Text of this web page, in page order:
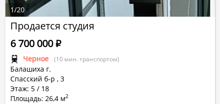
Продается студия
Черное (10 мин. транспортом)
Балашиха г.
Спасский б-р , 3
Этаж: 5 / 18
Площадь: 26,4 м2
6 700 000Р
1/20